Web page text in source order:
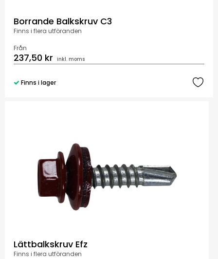
Borrande Balkskruv C3
Finns i flera utföranden
Från
237,50 kr inkl. moms
Finns i lager
Lättbalkskruv Efz
Finns i flera utföranden